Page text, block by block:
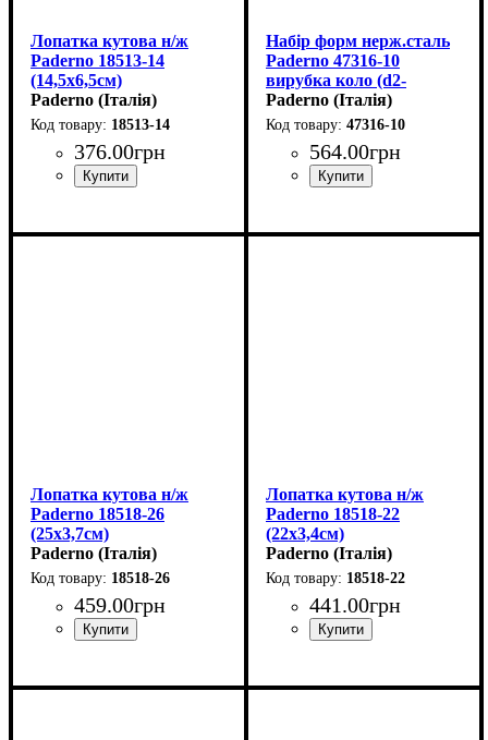
Лопатка кутова н/ж
Paderno 18513-14
(14,5х6,5см)
Paderno (Італія)
18513-14
376.00грн
Набір форм нерж.сталь
Paderno 47316-10
вирубка коло (d2-
9см,h3см,11шт)
Paderno (Італія)
47316-10
564.00грн
Лопатка кутова н/ж
Paderno 18518-26
(25х3,7см)
Paderno (Італія)
18518-26
459.00грн
Лопатка кутова н/ж
Paderno 18518-22
(22х3,4см)
Paderno (Італія)
18518-22
441.00грн